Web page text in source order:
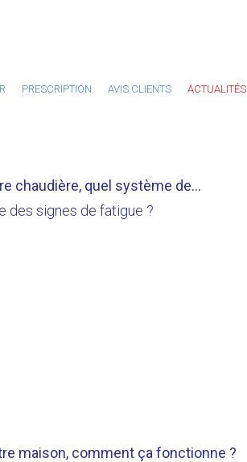
PRESCRIPTION AVIS CLIENTS ACTUALITÉS
chaudière, quel système de...
des signes de fatigue ?
maison, comment ça fonctionne ?